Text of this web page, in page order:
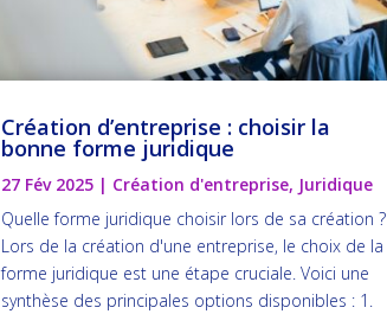
Création d’entreprise : choisir la
bonne forme juridique
27 Fév 2025 | Création d'entreprise, Juridique
Quelle forme juridique choisir lors de sa création ?
Lors de la création d'une entreprise, le choix de la
forme juridique est une étape cruciale. Voici une
synthèse des principales options disponibles : 1.